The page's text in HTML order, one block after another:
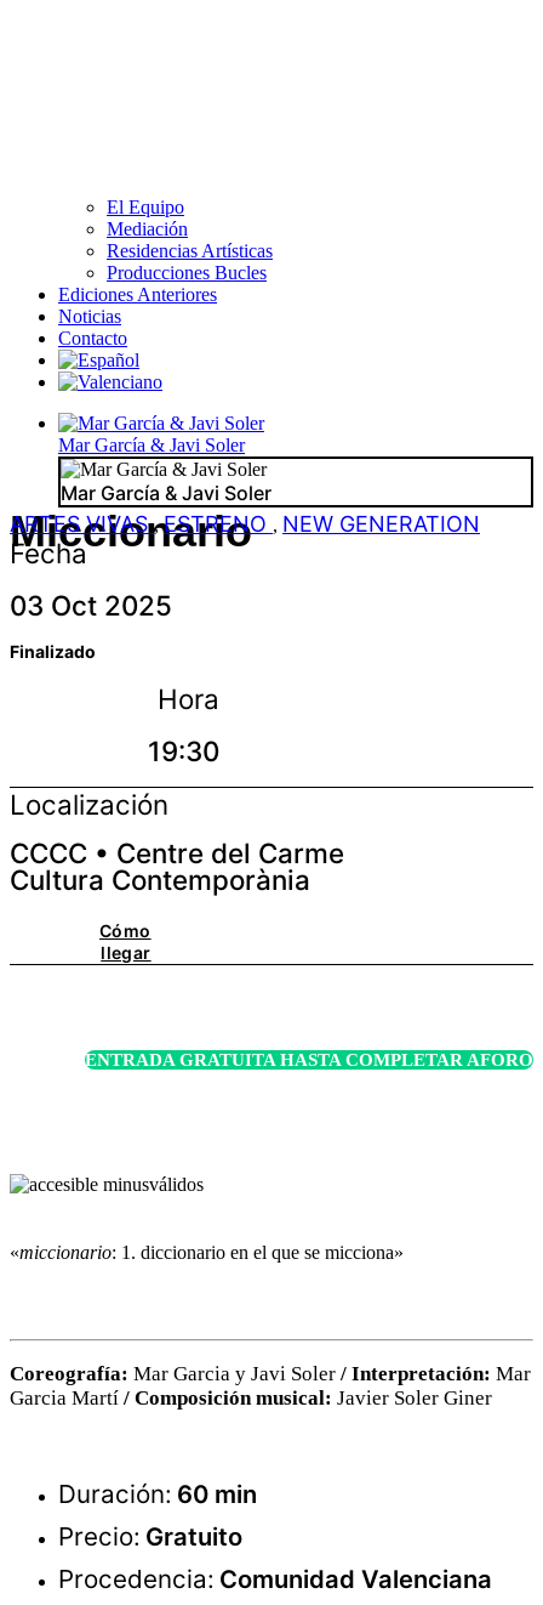
El Equipo
Mediación
Residencias Artísticas
Producciones Bucles
Ediciones Anteriores
Noticias
Contacto
Mar García & Javi Soler
Mar García & Javi Soler
Miccionario
ARTES VIVAS,ESTRENO , NEW GENERATION
Fecha
03 Oct 2025
Finalizado
Hora
19:30
Localización
CCCC • Centre del Carme
Cultura Contemporània
Cómo
llegar
ENTRADA GRATUITA HASTA COMPLETAR AFORO
«miccionario: 1. diccionario en el que se micciona»
Coreografía: Mar Garcia y Javi Soler / Interpretación: Mar
Garcia Martí / Composición musical: Javier Soler Giner
Duración: 60 min
Precio: Gratuito
Procedencia: Comunidad Valenciana